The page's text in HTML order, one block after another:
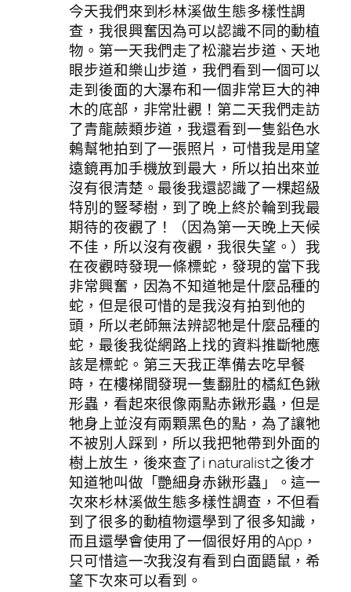
今天我們來到杉林溪做生態多樣性調
查，我很興奮因為可以認識不同的動植
物。第一天我們走了松瀧岩步道、天地
眼步道和樂山步道，我們看到一個可以
走到後面的大瀑布和一個非常巨大的神
木的底部，非常壯觀！第二天我們走訪
了青龍蕨類步道，我還看到一隻鉛色水
鶇幫牠拍到了一張照片，可惜我是用望
遠鏡再加手機放到最大，所以拍出來並
沒有很清楚。最後我還認識了一棵超級
特別的豎琴樹，到了晚上終於輪到我最
期待的夜觀了！（因為第一天晚上天候
不佳，所以沒有夜觀，我很失望。）我
在夜觀時發現一條標蛇，發現的當下我
非常興奮，因為不知道牠是什麼品種的
蛇，但是很可惜的是我沒有拍到他的
頭，所以老師無法辨認牠是什麼品種的
蛇，最後我從網路上找的資料推斷牠應
該是標蛇。第三天我正準備去吃早餐
時，在樓梯間發現一隻翻肚的橘紅色鍬
形蟲，看起來很像兩點赤鍬形蟲，但是
牠身上並沒有兩顆黑色的點，為了讓牠
不被別人踩到，所以我把牠帶到外面的
樹上放生，後來查了i naturalist之後才
知道牠叫做「艷細身赤鍬形蟲」。這一
次來杉林溪做生態多樣性調查，不但看
到了很多的動植物還學到了很多知識，
而且還學會使用了一個很好用的App，
只可惜這一次我沒有看到白面鼯鼠，希
望下次來可以看到。